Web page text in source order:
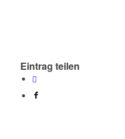
Eintrag teilen